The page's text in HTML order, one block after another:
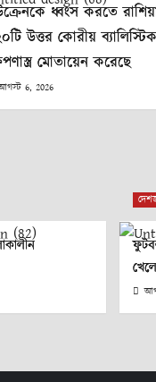
ধ্বংস করতে
উত্তর কোরীয় ব্যালিস্টিক
মোতায়েন করেছে
6, 2026